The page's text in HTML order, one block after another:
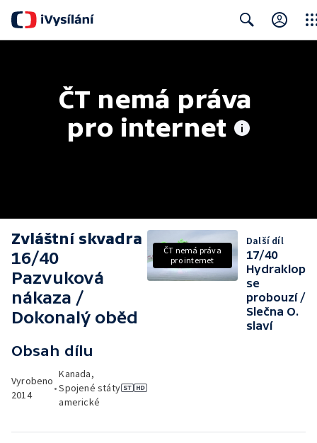
ČT nemá práva
pro internet
Zvláštní skvadra
16/40
Pazvuková
nákaza /
Dokonalý oběd
Obsah dílu
Vyrobeno
2014
•
Kanada,
Spojené státy
americké
ČT nemá práva
pro internet
Další díl
17/40
Hydraklop
se
probouzí /
Slečna O.
slaví